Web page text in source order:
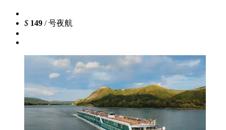
$ 149 / 号夜航